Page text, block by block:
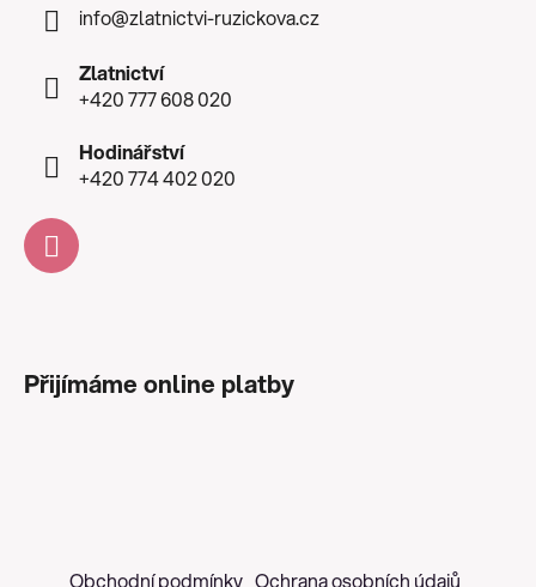
info@zlatnictvi-ruzickova.cz
Zlatnictví
+420 777 608 020
Hodinářství
+420 774 402 020
Přijímáme online platby
Obchodní podmínky Ochrana osobních údajů